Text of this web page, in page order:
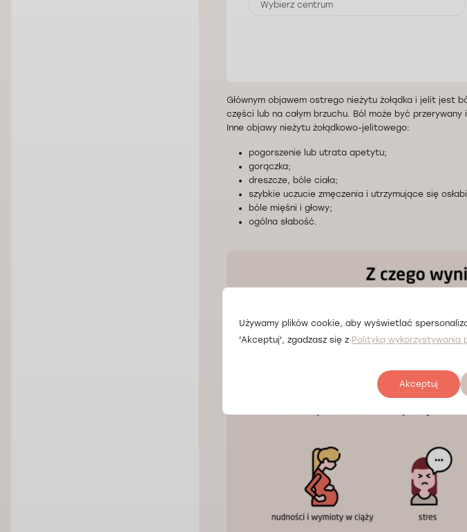
Głównym objawem ostrego nieżytu żołądka i jelit jest
części lub na całym brzuchu. Ból może być
Inne objawy nieżytu żołądkowo-jelitowego:
pogorszenie lub utrata apetytu;
gorączka;
dreszcze, bóle ciała;
szybkie uczucie zmęczenia i utrzymujące się
bóle mięśni i głowy;
ogólna słabość.
Używamy plików cookie, aby wyświetlać
'Akceptuj', zgadzasz się z Polityką wykorzystywania
Akceptuj